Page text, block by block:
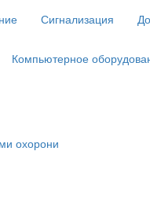
Сигнализация
Компьютерное